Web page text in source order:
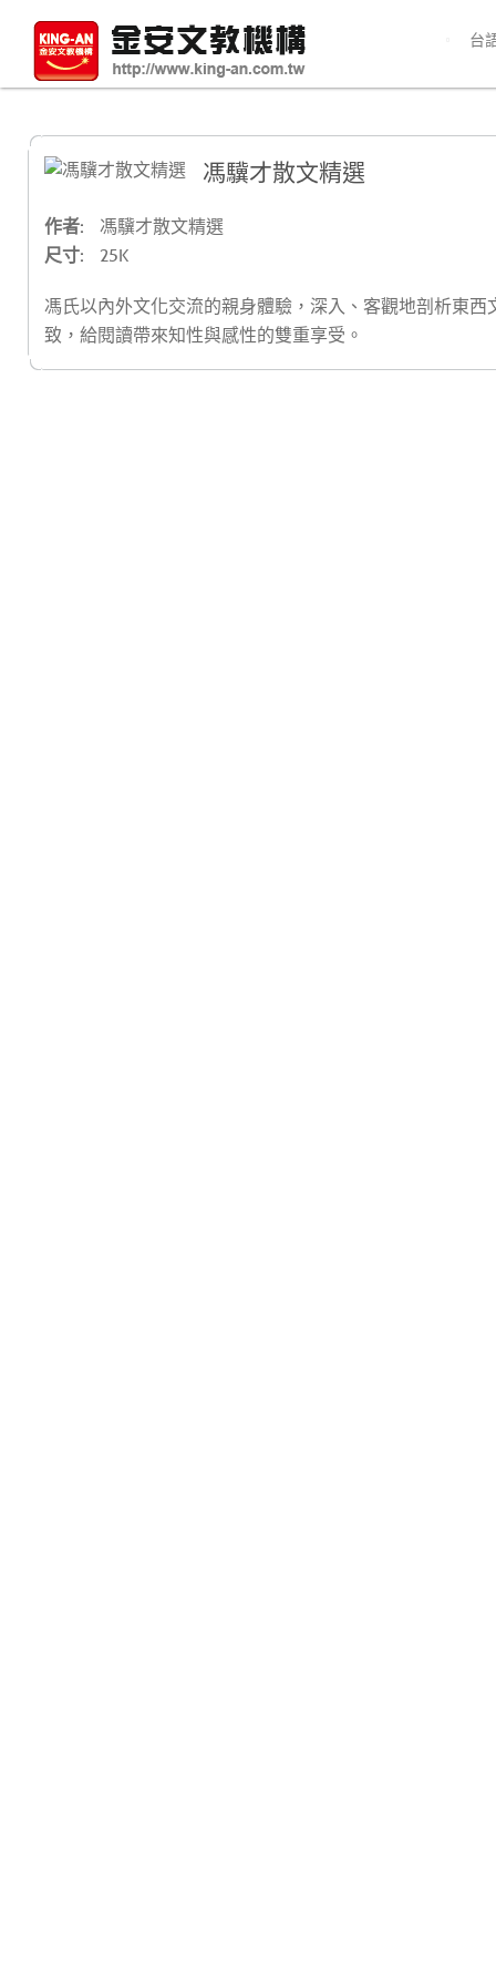
台
馮驥才散文精選
作者:
馮驥才散文精選
尺寸:
25K
馮氏以內外文化交流的親身體驗，深入、客觀地剖析東
致，給閱讀帶來知性與感性的雙重享受。